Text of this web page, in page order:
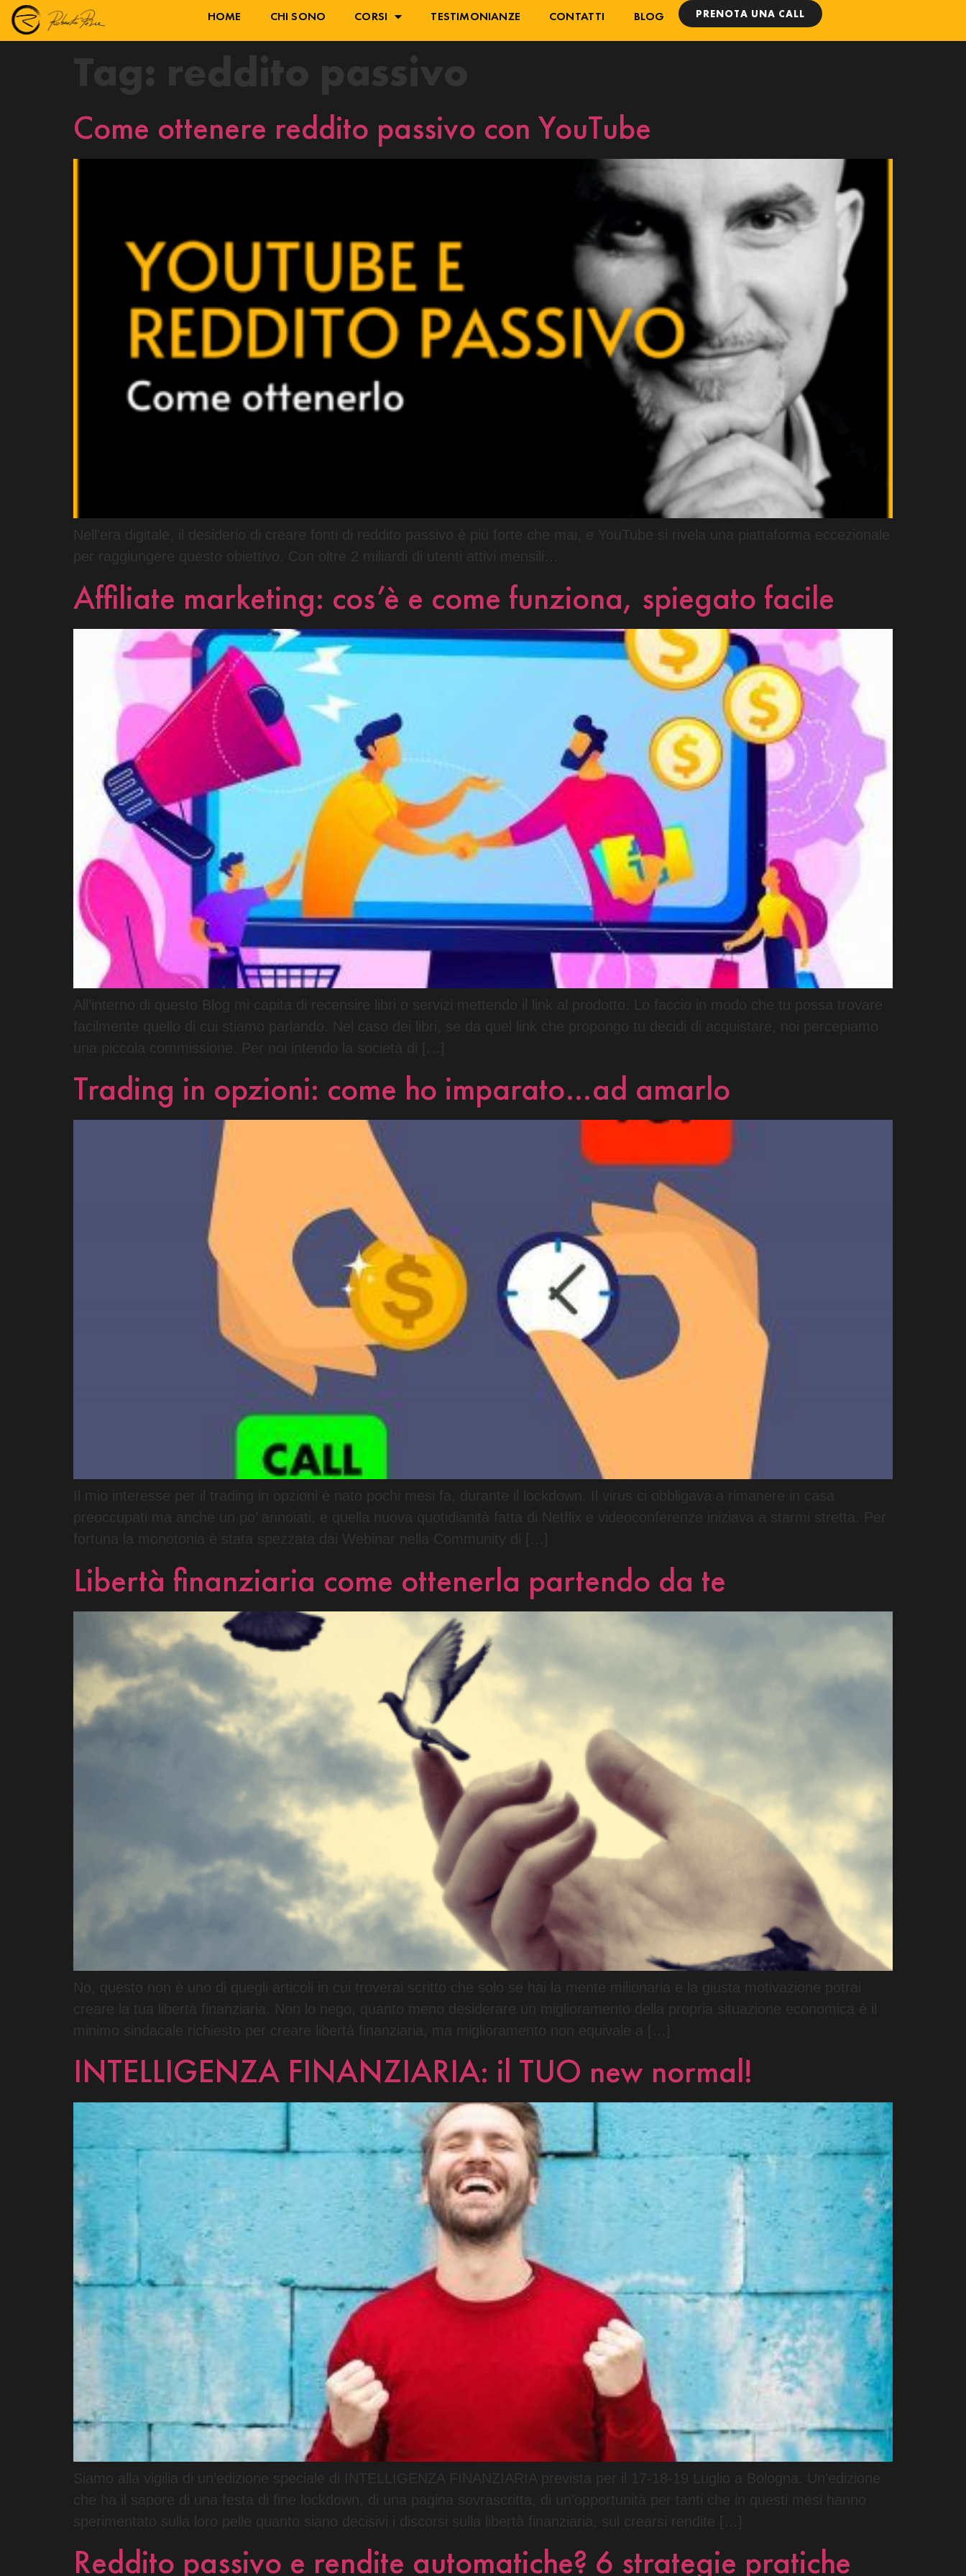
HOME CHI SONO CORSI TESTIMONIANZE CONTATTI BLOG PRENOTA UNA CALL
Tag: reddito passivo
Come ottenere reddito passivo con YouTube
Nell’era digitale, il desiderio di creare fonti di reddito passivo è più forte che mai, e YouTube si rivela una piattaforma eccezionale
per raggiungere questo obiettivo. Con oltre 2 miliardi di utenti attivi mensili…
Affiliate marketing: cos’è e come funziona, spiegato facile
All’interno di questo Blog mi capita di recensire libri o servizi mettendo il link al prodotto. Lo faccio in modo che tu possa trovare
facilmente quello di cui stiamo parlando. Nel caso dei libri, se da quel link che propongo tu decidi di acquistare, noi percepiamo
una piccola commissione. Per noi intendo la società di […]
Trading in opzioni: come ho imparato…ad amarlo
Il mio interesse per il trading in opzioni è nato pochi mesi fa, durante il lockdown. Il virus ci obbligava a rimanere in casa
preoccupati ma anche un po’ annoiati, e quella nuova quotidianità fatta di Netflix e videoconferenze iniziava a starmi stretta. Per
fortuna la monotonia è stata spezzata dai Webinar nella Community di […]
Libertà finanziaria come ottenerla partendo da te
No, questo non è uno di quegli articoli in cui troverai scritto che solo se hai la mente milionaria e la giusta motivazione potrai
creare la tua libertà finanziaria. Non lo nego, quanto meno desiderare un miglioramento della propria situazione economica è il
minimo sindacale richiesto per creare libertà finanziaria, ma miglioramento non equivale a […]
INTELLIGENZA FINANZIARIA: il TUO new normal!
Siamo alla vigilia di un’edizione speciale di INTELLIGENZA FINANZIARIA prevista per il 17-18-19 Luglio a Bologna. Un’edizione
che ha il sapore di una festa di fine lockdown, di una pagina sovrascritta, di un’opportunità per tanti che in questi mesi hanno
sperimentato sulla loro pelle quanto siano decisivi i discorsi sulla libertà finanziaria, sul crearsi rendite […]
Reddito passivo e rendite automatiche? 6 strategie pratiche